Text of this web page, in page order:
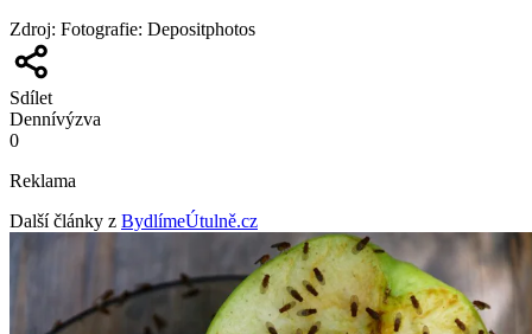
Zdroj: Fotografie: Depositphotos
Sdílet
Dennívýzva
0
Reklama
Další články z BydlímeÚtulně.cz